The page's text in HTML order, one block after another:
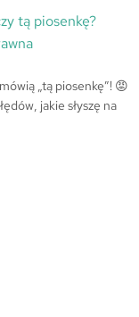
tą piosenkę?
„tą piosenkę”! 😡
jakie słyszę na